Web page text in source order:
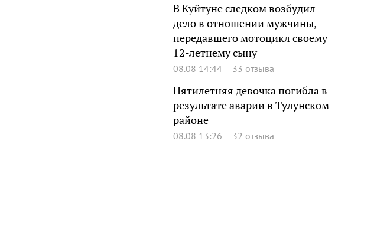
В Куйтуне следком возбудил
дело в отношении мужчины,
передавшего мотоцикл своему
12-летнему сыну
08.08 14:44 33 отзыва
Пятилетняя девочка погибла в
результате аварии в Тулунском
районе
08.08 13:26 32 отзыва